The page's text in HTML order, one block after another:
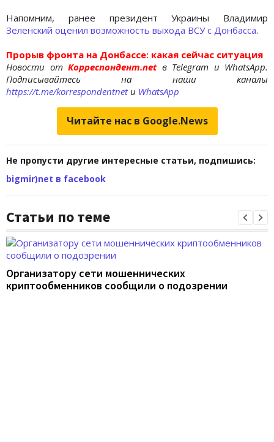
Напомним, ранее президент Украины Владимир
Зеленский оценил возможность выхода ВСУ с Донбасса.
Прорыв фронта на Донбассе: какая сейчас ситуация
Новости отКорреспондент.net в Telegram и WhatsApp.
Подписывайтесь на наши каналы
https://t.me/korrespondentnetи WhatsApp
Читайте нас в Google.News
Не пропусти другие интересные статьи, подпишись:
bigmir)net в facebook
Статьи по теме
Организатору сети мошеннических
криптообменников сообщили о подозрении